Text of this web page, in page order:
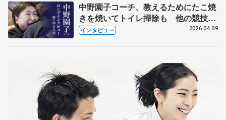
中野園子コーチ、教えるためにたこ焼
きを焼いてトイレ掃除も 他の競技に
も通用するという坂本花織の筋肉
インタビュー 2026.04.09